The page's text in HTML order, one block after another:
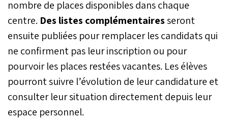
nombre de places disponibles dans chaque
centre. Des listes complémentairesseront
ensuite publiées pour remplacer les candidats qui
ne confirment pas leur inscription ou pour
pourvoir les places restées vacantes. Les élèves
pourront suivre l’évolution de leur candidature et
consulter leur situation directement depuis leur
espace personnel.